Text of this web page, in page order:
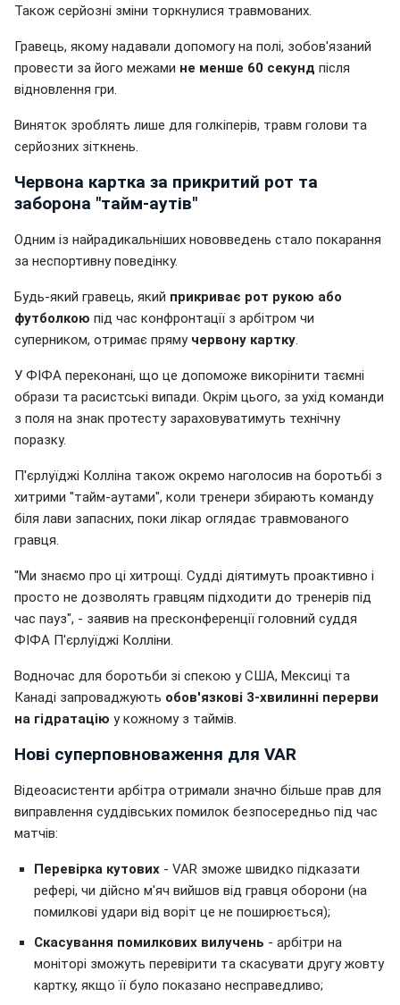
Також серйозні зміни торкнулися травмованих.
Гравець, якому надавали допомогу на полі, зобов'язаний
провести за його межами не менше 60 секунд після
відновлення гри.
Виняток зроблять лише для голкіперів, травм голови та
серйозних зіткнень.
Червона картка за прикритий рот та
заборона "тайм-аутів"
Одним із найрадикальніших нововведень стало покарання
за неспортивну поведінку.
Будь-який гравець, який прикриває рот рукою або
футболкою під час конфронтації з арбітром чи
суперником, отримає пряму червону картку
У ФІФА переконані, що це допоможе викорінити таємні
образи та расистські випади. Окрім цього, за ухід команди
з поля на знак протесту зараховуватимуть технічну
поразку.
П'єрлуїджі Колліна також окремо наголосив на боротьбі з
хитрими "тайм-аутами", коли тренери збирають команду
біля лави запасних, поки лікар оглядає травмованого
гравця.
"Ми знаємо про ці хитрощі. Судді діятимуть проактивно і
просто не дозволять гравцям підходити до тренерів під
час пауз", - заявив на пресконференції головний суддя
ФІФА П'єрлуїджі Колліни.
Водночас для боротьби зі спекою у США, Мексиці та
Канаді запроваджують обов'язкові 3-хвилинні перерви
на гідратацію у кожному з таймів.
Нові суперповноваження для VAR
Відеоасистенти арбітра отримали значно більше прав для
виправлення суддівських помилок безпосередньо під час
матчів:
Перевірка кутових - VAR зможе швидко підказати
рефері, чи дійсно м'яч вийшов від гравця оборони (на
помилкові удари від воріт це не поширюється);
Скасування помилкових вилучень - арбітри на
моніторі зможуть перевірити та скасувати другу жовту
картку, якщо її було показано несправедливо;